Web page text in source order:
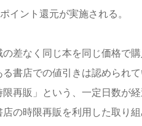
イント還元が実施される。
差なく同じ本を同じ価格で
書店での値引きは認められ
再販」という、一定日数が
の時限再販を利用した取り組